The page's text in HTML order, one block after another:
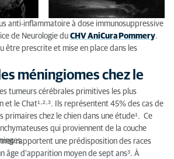
anti-inflammatoire à dose immunosuppressive
de Neurologie du CHV AniCura Pommery.
être prescrite et mise en place dans les
méningiomes chez le
tumeurs cérébrales primitives les plus
et le Chat¹∙²∙³. Ils représentent 45% des cas de
primaires chez le chien dans une étude¹. Ce
qui proviennent de la couche
rapportent une prédisposition des races
âge d’apparition moyen de sept ans³. À